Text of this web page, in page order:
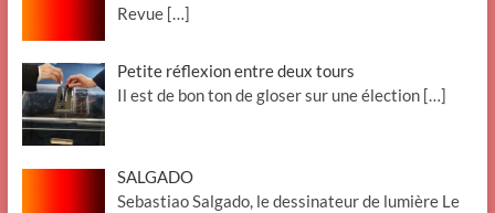
Revue […]
Petite réflexion entre deux tours
Il est de bon ton de gloser sur une élection […]
SALGADO
Sebastiao Salgado, le dessinateur de lumière Le